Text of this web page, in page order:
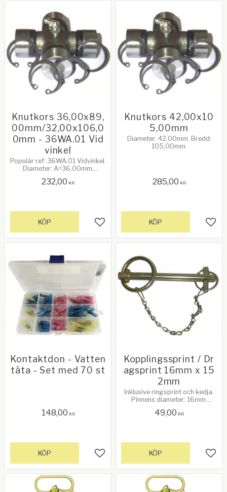
Knutkors 36,00x89,
00mm/32,00x106,0
0mm - 36WA.01 Vid
vinkel
Populär ref: 36WA.01 Vidvinkel.
Diameter: A=36,00mm,
X=89,00mm, Y=106,00mm.
232,00 KR
Lägg till i favoriter
KÖP
Knutkors 42,00x10
5,00mm
Diameter: 42,00mm. Bredd:
105,00mm.
285,00 KR
KÖP
Kontaktdon - Vatten
täta - Set med 70 st
148,00 KR
Lägg till i favoriter
KÖP
Kopplingssprint / Dr
agsprint 16mm x 15
2mm
Inklusive ringsprint och kedja.
Pinnens diameter: 16mm.
49,00 KR
KÖP